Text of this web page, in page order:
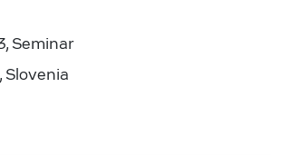
Seminar
Slovenia